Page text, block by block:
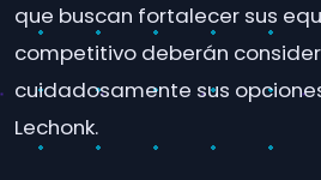
que buscan fortalecer sus
competitivo deberán
cuidadosamente sus
Lechonk.